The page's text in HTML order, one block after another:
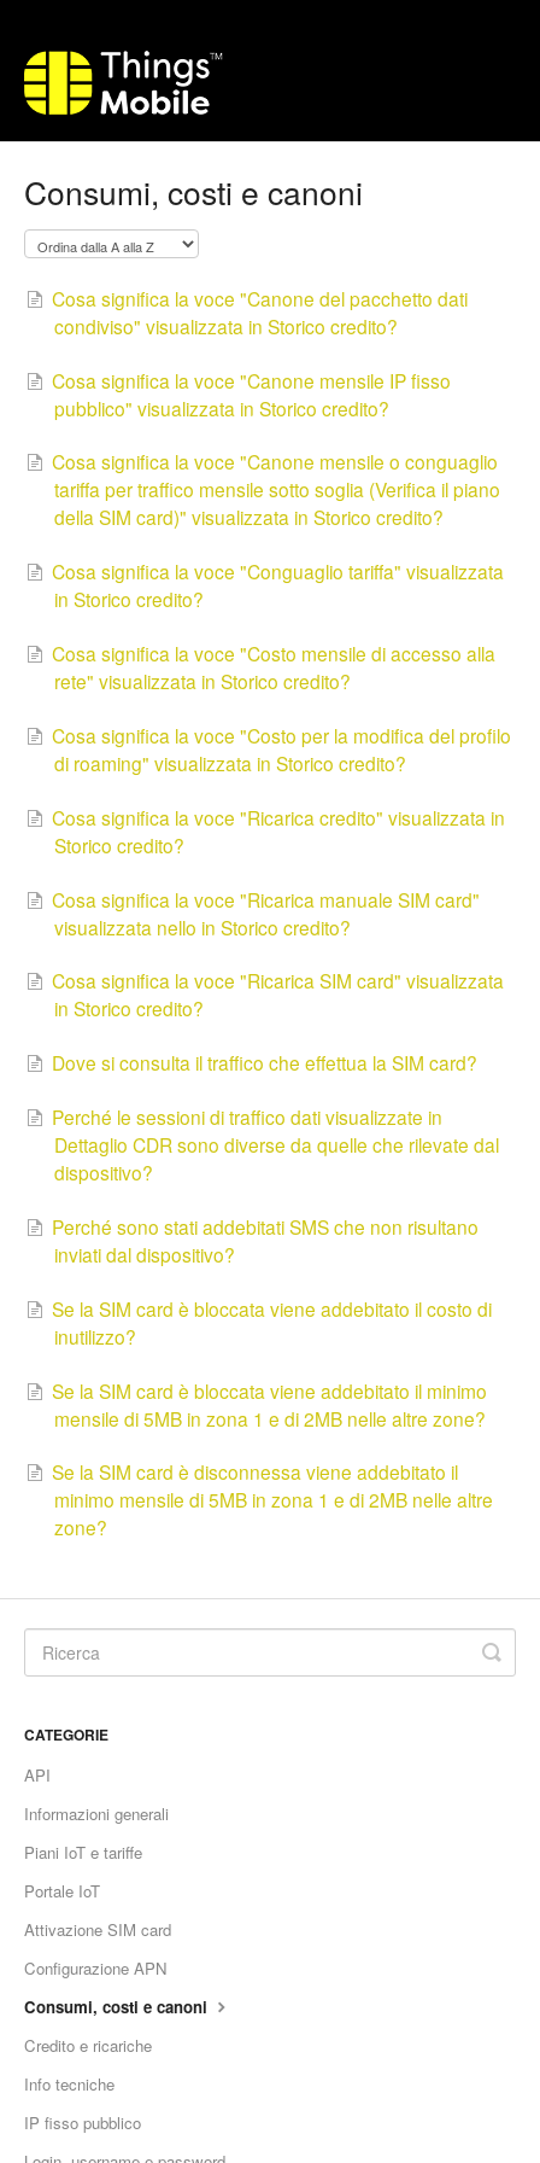
Consumi, costi e canoni
Cosa significa la voce "Canone del pacchetto dati
condiviso" visualizzata in Storico credito?
Cosa significa la voce "Canone mensile IP fisso
pubblico" visualizzata in Storico credito?
Cosa significa la voce "Canone mensile o conguaglio
tariffa per traffico mensile sotto soglia (Verifica il piano
della SIM card)" visualizzata in Storico credito?
Cosa significa la voce "Conguaglio tariffa" visualizzata
in Storico credito?
Cosa significa la voce "Costo mensile di accesso alla
rete" visualizzata in Storico credito?
Cosa significa la voce "Costo per la modifica del profilo
di roaming" visualizzata in Storico credito?
Cosa significa la voce "Ricarica credito" visualizzata in
Storico credito?
Cosa significa la voce "Ricarica manuale SIM card"
visualizzata nello in Storico credito?
Cosa significa la voce "Ricarica SIM card" visualizzata
in Storico credito?
Dove si consulta il traffico che effettua la SIM card?
Perché le sessioni di traffico dati visualizzate in
Dettaglio CDR sono diverse da quelle che rilevate dal
dispositivo?
Perché sono stati addebitati SMS che non risultano
inviati dal dispositivo?
Se la SIM card è bloccata viene addebitato il costo di
inutilizzo?
Se la SIM card è bloccata viene addebitato il minimo
mensile di 5MB in zona 1 e di 2MB nelle altre zone?
Se la SIM card è disconnessa viene addebitato il
minimo mensile di 5MB in zona 1 e di 2MB nelle altre
zone?
CATEGORIE
API
Informazioni generali
Piani IoT e tariffe
Portale IoT
Attivazione SIM card
Configurazione APN
Consumi, costi e canoni
Credito e ricariche
Info tecniche
IP fisso pubblico